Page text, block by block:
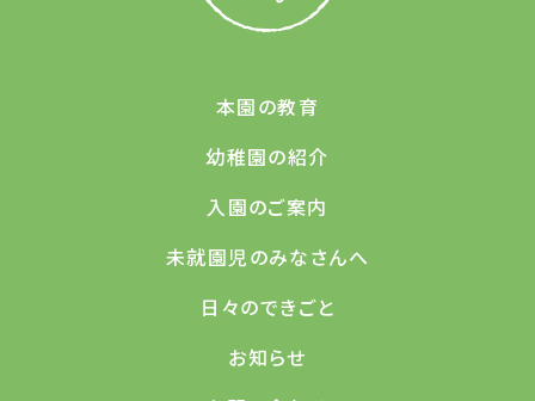
本園の教育
幼稚園の紹介
入園のご案内
未就園児のみなさんへ
日々のできごと
お知らせ